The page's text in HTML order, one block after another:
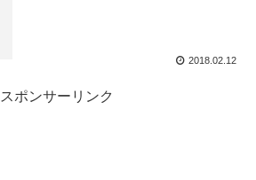
2018.02.12
スポンサーリンク